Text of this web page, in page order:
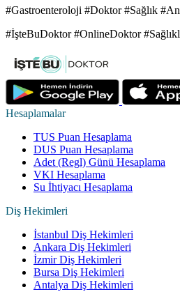
#Gastroenteroloji #Doktor #Sağlık
#İşteBuDoktor #OnlineDoktor
Hesaplamalar
TUS Puan Hesaplama
DUS Puan Hesaplama
Adet (Regl) Günü Hesaplama
VKI Hesaplama
Su İhtiyacı Hesaplama
Diş Hekimleri
İstanbul Diş Hekimleri
Ankara Diş Hekimleri
İzmir Diş Hekimleri
Bursa Diş Hekimleri
Antalya Diş Hekimleri